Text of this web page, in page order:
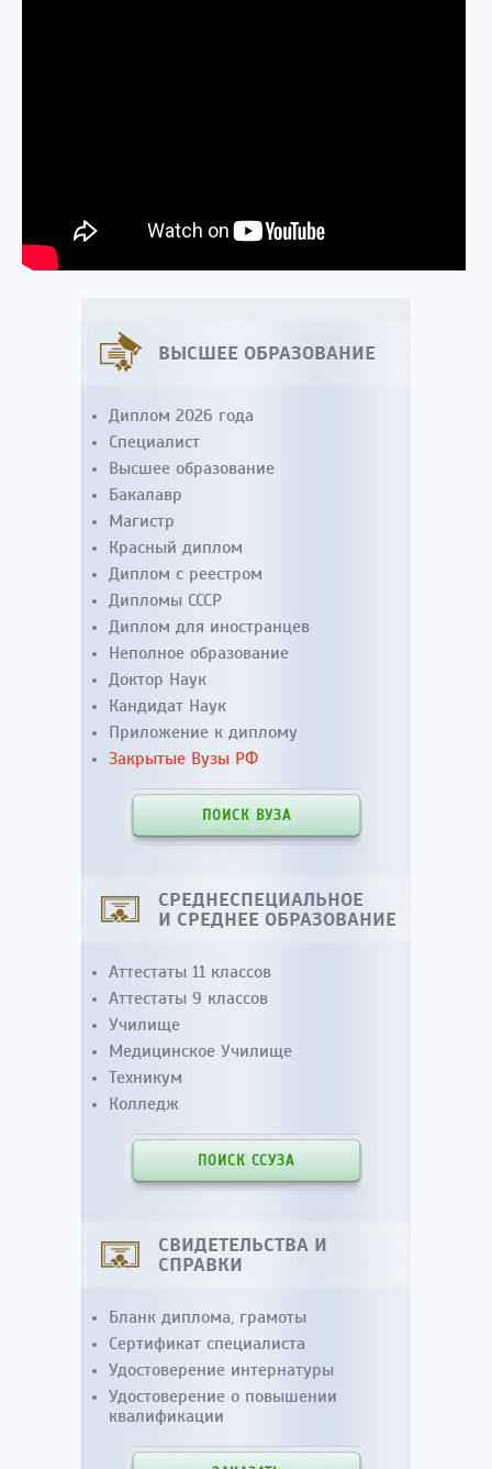
ВЫСШЕЕ ОБРАЗОВАНИЕ
Диплом 2026 года
Специалист
Высшее образование
Бакалавр
Магистр
Красный диплом
Диплом с реестром
Дипломы СССР
Диплом для иностранцев
Неполное образование
Доктор Наук
Кандидат Наук
Приложение к диплому
Закрытые Вузы РФ
ПОИСК ВУЗА
СРЕДНЕСПЕЦИАЛЬНОЕ
И СРЕДНЕЕ ОБРАЗОВАНИЕ
Аттестаты 11 классов
Аттестаты 9 классов
Училище
Медицинское Училище
Техникум
Колледж
ПОИСК ССУЗА
СВИДЕТЕЛЬСТВА И
СПРАВКИ
Бланк диплома, грамоты
Сертификат специалиста
Удостоверение интернатуры
Удостоверение о повышении
квалификации